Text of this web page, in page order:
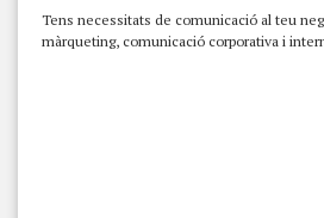
Tens necessitats de comunicació al teu
màrqueting, comunicació corporativa i